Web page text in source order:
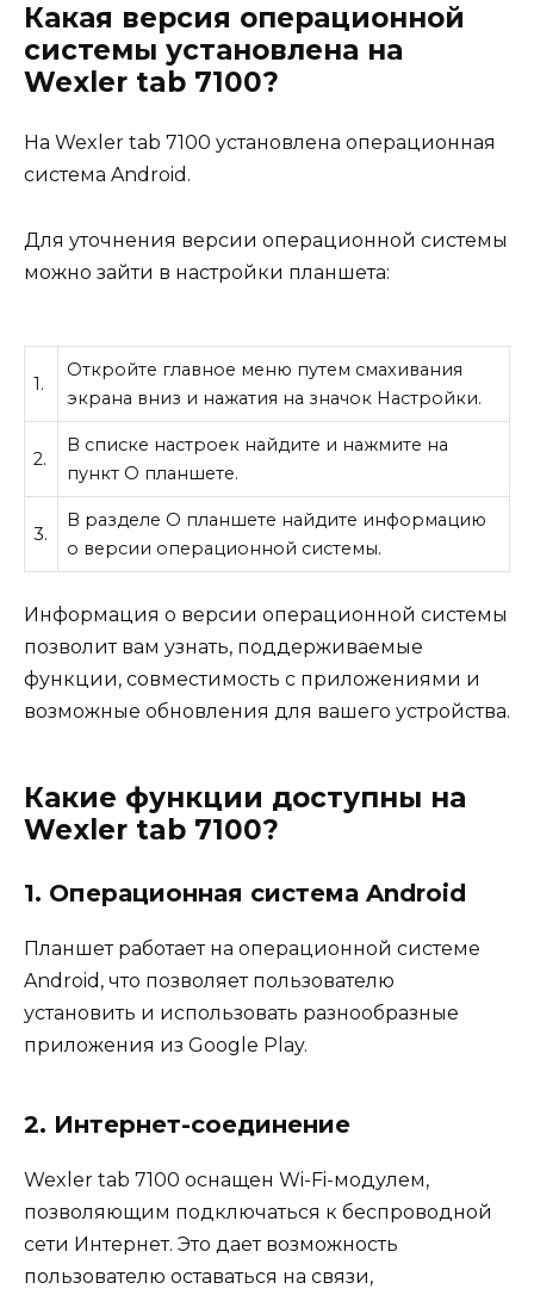
Какая версия операционной
системы установлена на
Wexler tab 7100?
На Wexler tab 7100 установлена операционная
система Android.
Для уточнения версии операционной системы
можно зайти в настройки планшета:
1.
Откройте главное меню путем смахивания
экрана вниз и нажатия на значок Настройки.
2.
В списке настроек найдите и нажмите на
пункт О планшете.
3.
В разделе О планшете найдите информацию
о версии операционной системы.
Информация о версии операционной системы
позволит вам узнать, поддерживаемые
функции, совместимость с приложениями и
возможные обновления для вашего устройства.
Какие функции доступны на
Wexler tab 7100?
1. Операционная система Android
Планшет работает на операционной системе
Android, что позволяет пользователю
установить и использовать разнообразные
приложения из Google Play.
2. Интернет-соединение
Wexler tab 7100 оснащен Wi-Fi-модулем,
позволяющим подключаться к беспроводной
сети Интернет. Это дает возможность
пользователю оставаться на связи,